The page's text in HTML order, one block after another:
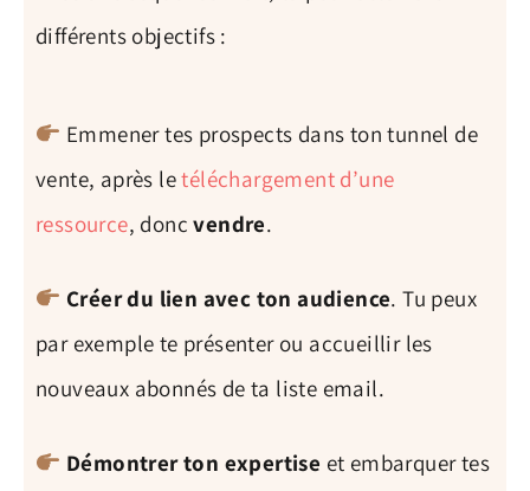
différents objectifs :
Emmener tes prospects dans ton tunnel de
vente, après letéléchargement d’une
ressource, doncvendre.
Créer du lien avec ton audience. Tu peux
par exemple te présenter ou accueillir les
nouveaux abonnés de ta liste email.
Démontrer ton expertise et embarquer tes